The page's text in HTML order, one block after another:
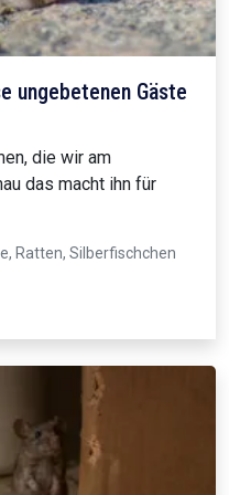
ungebetenen Gäste
die wir am
das macht ihn für
Ratten, Silberfischchen